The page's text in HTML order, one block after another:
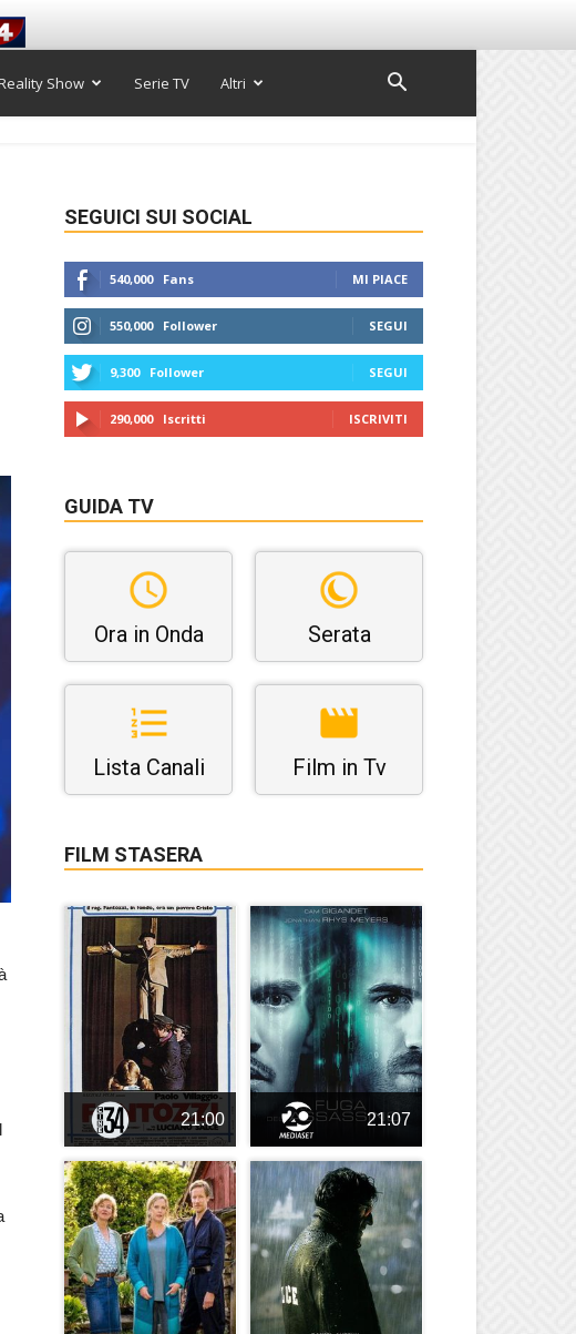
Show Serie TV Altri
SEGUICI SUI SOCIAL
540,000 Fans MI PIACE
550,000 Follower SEGUI
9,300 Follower SEGUI
290,000 Iscritti ISCRIVITI
GUIDA TV
Ora in Onda Serata
Lista Canali Film in Tv
FILM STASERA
21:00 21:07